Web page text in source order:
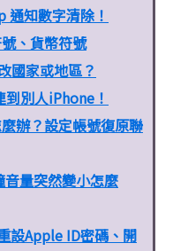
通知數字清除！
、貨幣符號
國家或地區？
別人iPhone！
辦？設定帳號復原聯
量突然變小怎麼
設Apple ID密碼、開